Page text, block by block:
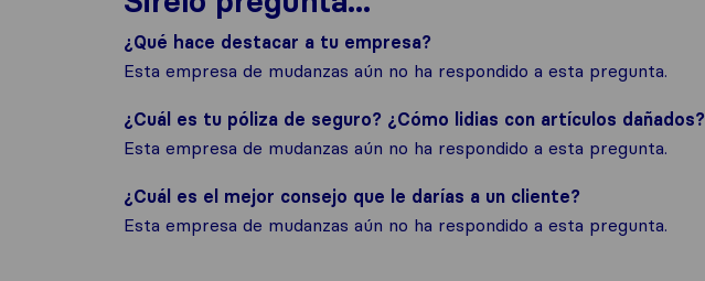
¿Qué hace destacar a tu empresa?
Esta empresa de mudanzas aún no ha respondido a esta pregunta.
¿Cuál es tu póliza de seguro? ¿Cómo lidias con artículos dañados?
Esta empresa de mudanzas aún no ha respondido a esta pregunta.
¿Cuál es el mejor consejo que le darías a un cliente?
Esta empresa de mudanzas aún no ha respondido a esta pregunta.